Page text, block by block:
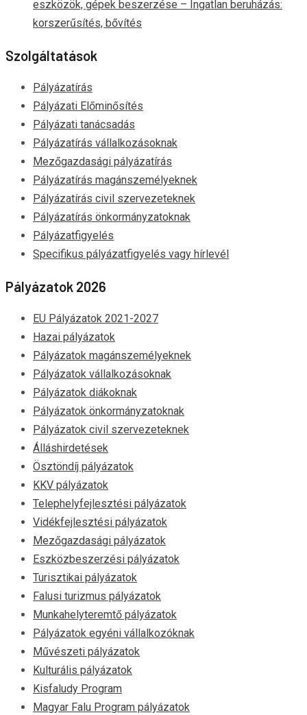
eszközök, gépek beszerzése – Ingatlan beruházás:
korszerűsítés, bővítés
Szolgáltatások
Pályázatírás
Pályázati Előminősítés
Pályázati tanácsadás
Pályázatírás vállalkozásoknak
Mezőgazdasági pályázatírás
Pályázatírás magánszemélyeknek
Pályázatírás civil szervezeteknek
Pályázatírás önkormányzatoknak
Pályázatfigyelés
Specifikus pályázatfigyelés vagy hírlevél
Pályázatok 2026
EU Pályázatok 2021-2027
Hazai pályázatok
Pályázatok magánszemélyeknek
Pályázatok vállalkozásoknak
Pályázatok diákoknak
Pályázatok önkormányzatoknak
Pályázatok civil szervezeteknek
Álláshirdetések
Ösztöndíj pályázatok
KKV pályázatok
Telephelyfejlesztési pályázatok
Vidékfejlesztési pályázatok
Mezőgazdasági pályázatok
Eszközbeszerzési pályázatok
Turisztikai pályázatok
Falusi turizmus pályázatok
Munkahelyteremtő pályázatok
Pályázatok egyéni vállalkozóknak
Művészeti pályázatok
Kulturális pályázatok
Kisfaludy Program
Magyar Falu Program pályázatok